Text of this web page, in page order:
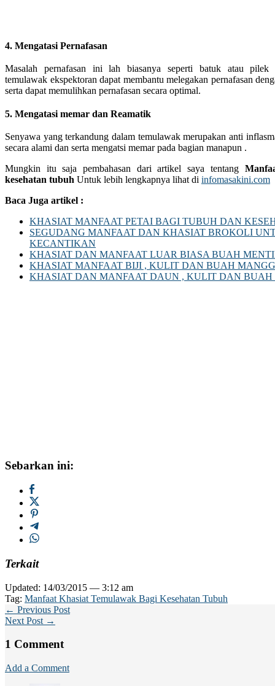
4. Mengatasi Pernafasan
Masalah pernafasan ini lah biasanya seperti batuk atau
temulawak ekspektoran dapat membantu melegakan pernafasan
serta dapat memulihkan pernafasan secara optimal.
5. Mengatasi memar dan Reamatik
Senyawa yang terkandung dalam temulawak merupakan anti
secara alami dan serta mengatsi memar pada bagian manapun .
Mungkin itu saja pembahasan dari artikel saya tentang
kesehatan tubuh Untuk lebih lengkapnya lihat di infomasakini.com
Baca Juga artikel :
KHASIAT MANFAAT PETAI BAGI TUBUH DAN
SEGUDANG MANFAAT DAN KHASIAT BROKOLI
KECANTIKAN
KHASIAT DAN MANFAAT LUAR BIASA BUAH
KHASIAT MANFAAT BIJI , KULIT DAN BUAH
KHASIAT DAN MANFAAT DAUN , KULIT DAN BUAH
Sebarkan ini:
Terkait
Updated: 14/03/2015 — 3:12 am
Tag: Manfaat Khasiat Temulawak Bagi Kesehatan Tubuh
← Previous Post
Next Post →
1 Comment
Add a Comment